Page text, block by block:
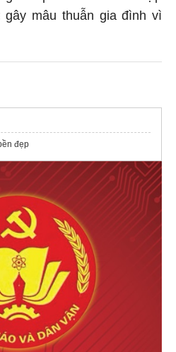
mâu thuẫn gia đình vì
đẹp